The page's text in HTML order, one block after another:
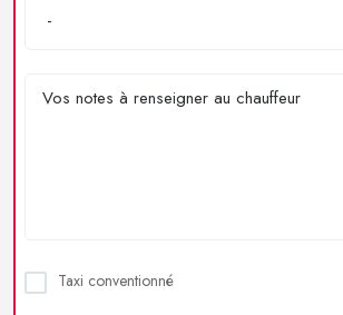
Taxi conventionné